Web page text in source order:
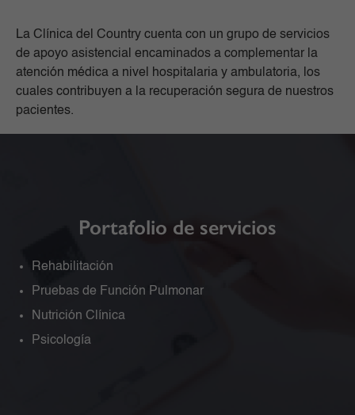
La Clínica del Country cuenta con un grupo de servicios
de apoyo asistencial encaminados a complementar la
atención médica a nivel hospitalaria y ambulatoria, los
cuales contribuyen a la recuperación segura de nuestros
pacientes.
Portafolio de servicios
Rehabilitación
Pruebas de Función Pulmonar
Nutrición Clínica
Psicología